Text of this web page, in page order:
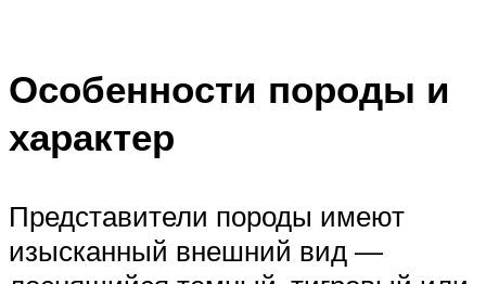
Особенности породы и
характер
Представители породы имеют
изысканный внешний вид —